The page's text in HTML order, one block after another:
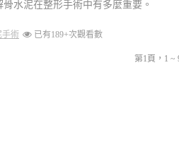
骨水泥在整形手術中有多麼重要。
手術 已有189+次觀看數
第1頁，1 ~